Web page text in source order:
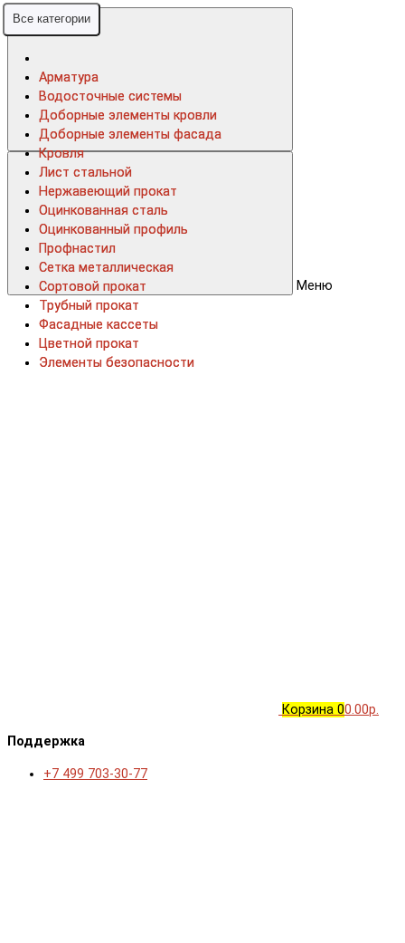
Меню
Корзина 00.00р.
Поддержка
+7 499 703-30-77
Все категории
Арматура
Водосточные системы
Доборные элементы кровли
Доборные элементы фасада
Кровля
Лист стальной
Нержавеющий прокат
Оцинкованная сталь
Оцинкованный профиль
Профнастил
Сетка металлическая
Сортовой прокат
Трубный прокат
Фасадные кассеты
Цветной прокат
Элементы безопасности
Все категории
Арматура
Водосточные системы
Доборные элементы кровли
Доборные элементы фасада
Кровля
Лист стальной
Нержавеющий прокат
Оцинкованная сталь
Оцинкованный профиль
Профнастил
Сетка металлическая
Сортовой прокат
Трубный прокат
Фасадные кассеты
Цветной прокат
Элементы безопасности